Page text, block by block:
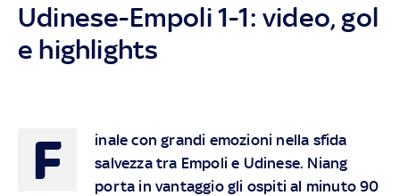
Udinese-Empoli 1-1: video, gol
e highlights
F
inale con grandi emozioni nella sfida
salvezza tra Empoli e Udinese. Niang
porta in vantaggio gli ospiti al minuto 90